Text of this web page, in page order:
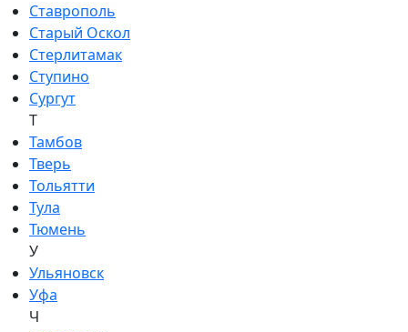
Ставрополь
Старый Оскол
Стерлитамак
Ступино
Сургут
Т
Тамбов
Тверь
Тольятти
Тула
Тюмень
У
Ульяновск
Уфа
Ч